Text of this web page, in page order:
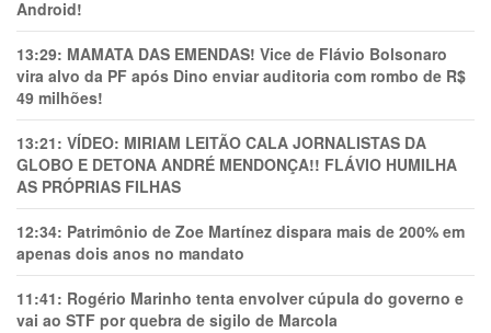
Android!
13:29: MAMATA DAS EMENDAS! Vice de Flávio Bolsonaro
vira alvo da PF após Dino enviar auditoria com rombo de R$
49 milhões!
13:21: VÍDEO: MIRIAM LEITÃO CALA JORNALISTAS DA
GLOBO E DETONA ANDRÉ MENDONÇA!! FLÁVIO HUMILHA
AS PRÓPRIAS FILHAS
12:34: Patrimônio de Zoe Martínez dispara mais de 200% em
apenas dois anos no mandato
11:41: Rogério Marinho tenta envolver cúpula do governo e
vai ao STF por quebra de sigilo de Marcola